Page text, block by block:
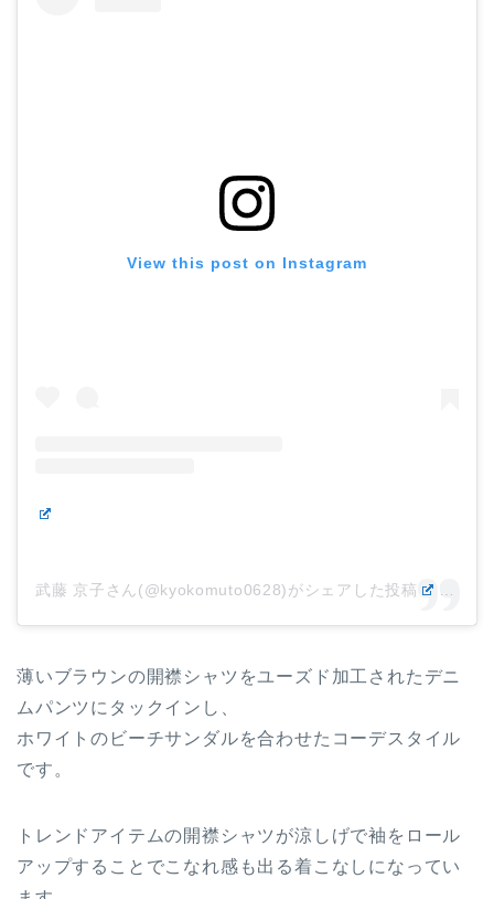
View this post on Instagram
武藤 京子さん(@kyokomuto0628)がシェアした投稿 –
薄いブラウンの開襟シャツをユーズド加工されたデニ
ムパンツにタックインし、
ホワイトのビーチサンダルを合わせたコーデスタイル
です。
トレンドアイテムの開襟シャツが涼しげで袖をロール
アップすることでこなれ感も出る着こなしになってい